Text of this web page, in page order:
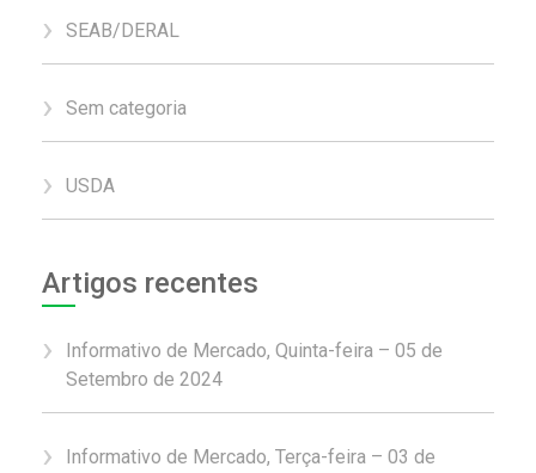
SEAB/DERAL
Sem categoria
USDA
Artigos recentes
Informativo de Mercado, Quinta-feira – 05 de
Setembro de 2024
Informativo de Mercado, Terça-feira – 03 de